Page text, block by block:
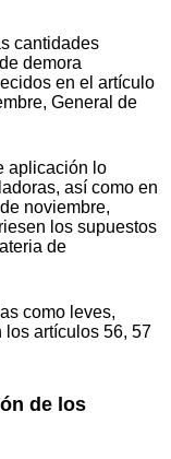
cantidades
demora
en el artículo
General de
aplicación lo
así como en
noviembre,
los supuestos
de
como leves,
los artículos 56, 57
de los